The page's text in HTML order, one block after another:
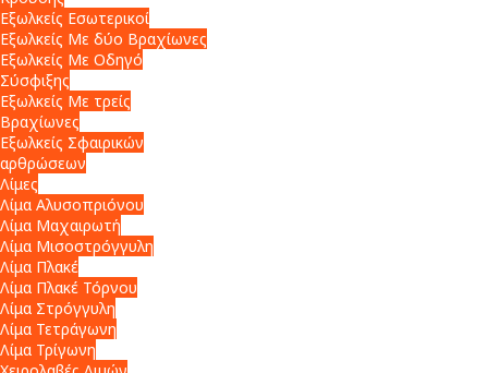
Εξωλκείς Εσωτερικοί
Εξωλκείς Με δύο Βραχίωνες
Εξωλκείς Με Οδηγό
Σύσφιξης
Εξωλκείς Με τρείς
Βραχίωνες
Εξωλκείς Σφαιρικών
αρθρώσεων
Λίμες
Λίμα Αλυσοπριόνου
Λίμα Μαχαιρωτή
Λίμα Μισοστρόγγυλη
Λίμα Πλακέ
Λίμα Πλακέ Τόρνου
Λίμα Στρόγγυλη
Λίμα Τετράγωνη
Λίμα Τρίγωνη